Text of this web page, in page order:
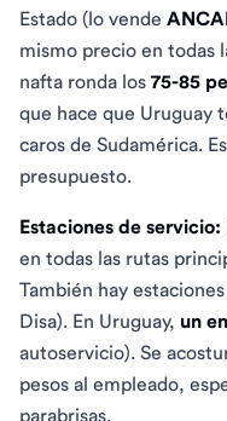
Estado (lo vende
mismo precio en todas
nafta ronda los 75-85
que hace que Uruguay
caros de Sudamérica.
presupuesto.
Estaciones de servicio:
en todas las rutas
También hay
Disa). En Uruguay, un
autoservicio). Se
pesos al empleado,
parabrisas.